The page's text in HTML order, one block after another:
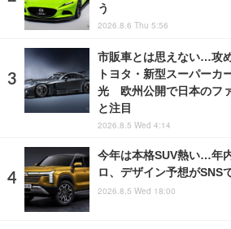
う
2026.8.6 Thu 5:56
市販車とは思えない…攻
トヨタ・新型スーパーカ
光 欧州公開で日本のフ
と注目
2026.8.5 Wed 4:14
今年は本格SUV熱い…年
ロ、デザイン予想がSNS
2026.8.5 Wed 18:00